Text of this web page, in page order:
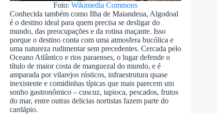
Foto:Wikimedia Commons
Conhecida também como Ilha de Maiandeua, Algodoal
é o destino ideal para quem precisa se desligar do
mundo, das preocupações e da rotina maçante. Isso
porque o destino conta com uma atmosfera bucólica e
uma natureza rudimentar sem precedentes. Cercada pelo
Oceano Atlântico e rios paraenses, o lugar defende o
título de maior costa de manguezal do mundo, e é
amparada por vilarejos rústicos, infraestrutura quase
inexistente e comidinhas típicas que mais parecem um
sonho gastronômico – cuscuz, tapioca, pescados, frutos
do mar, entre outras delicias nortistas fazem parte do
cardápio.